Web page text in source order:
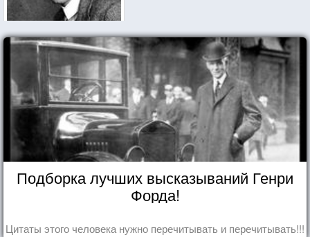
Подборка лучших высказываний Генри
Форда!
Цитаты этого человека нужно перечитывать и перечитывать!!!